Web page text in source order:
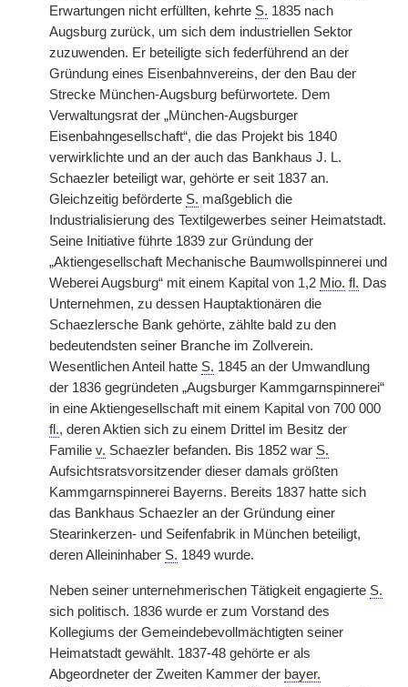
Erwartungen nicht erfüllten, kehrte S. 1835 nach
Augsburg zurück, um sich dem industriellen Sektor
zuzuwenden. Er beteiligte sich federführend an der
Gründung eines Eisenbahnvereins, der den Bau der
Strecke München-Augsburg befürwortete. Dem
Verwaltungsrat der „München-Augsburger
Eisenbahngesellschaft“, die das Projekt bis 1840
verwirklichte und an der auch das Bankhaus J. L.
Schaezler beteiligt war, gehörte er seit 1837 an.
Gleichzeitig beförderte S. maßgeblich die
Industrialisierung des Textilgewerbes seiner Heimatstadt.
Seine Initiative führte 1839 zur Gründung der
„Aktiengesellschaft Mechanische Baumwollspinnerei und
Weberei Augsburg“ mit einem Kapital von 1,2 Mio. fl. Das
Unternehmen, zu dessen Hauptaktionären die
Schaezlersche Bank gehörte, zählte bald zu den
bedeutendsten seiner Branche im Zollverein.
Wesentlichen Anteil hatte S. 1845 an der Umwandlung
der 1836 gegründeten „Augsburger Kammgarnspinnerei“
in eine Aktiengesellschaft mit einem Kapital von 700 000
fl., deren Aktien sich zu einem Drittel im Besitz der
Familie v. Schaezler befanden. Bis 1852 war S.
Aufsichtsratsvorsitzender dieser damals größten
Kammgarnspinnerei Bayerns. Bereits 1837 hatte sich
das Bankhaus Schaezler an der Gründung einer
Stearinkerzen- und Seifenfabrik in München beteiligt,
deren Alleininhaber S. 1849 wurde.
Neben seiner unternehmerischen Tätigkeit engagierte S.
sich politisch. 1836 wurde er zum Vorstand des
Kollegiums der Gemeindebevollmächtigten seiner
Heimatstadt gewählt. 1837-48 gehörte er als
Abgeordneter der Zweiten Kammer der bayer.